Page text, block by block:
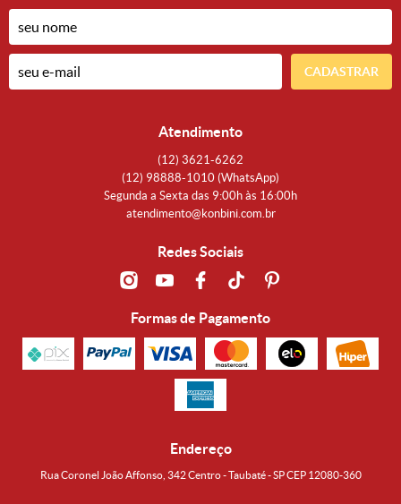
CADASTRAR
Atendimento
(12) 3621-6262
(12) 98888-1010 (WhatsApp)
Segunda a Sexta das 9:00h às 16:00h
atendimento@konbini.com.br
Redes Sociais
Formas de Pagamento
Endereço
Rua Coronel João Affonso, 342 Centro - Taubaté - SP CEP 12080-360